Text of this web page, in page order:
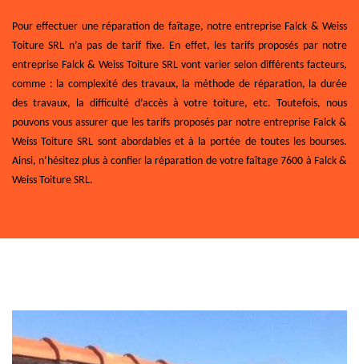
Pour effectuer une réparation de faîtage, notre entreprise Falck & Weiss
Toiture SRL n’a pas de tarif fixe. En effet, les tarifs proposés par notre
entreprise Falck & Weiss Toiture SRL vont varier selon différents facteurs,
comme : la complexité des travaux, la méthode de réparation, la durée
des travaux, la difficulté d’accès à votre toiture, etc. Toutefois, nous
pouvons vous assurer que les tarifs proposés par notre entreprise Falck &
Weiss Toiture SRL sont abordables et à la portée de toutes les bourses.
Ainsi, n’hésitez plus à confier la réparation de votre faîtage 7600 à Falck &
Weiss Toiture SRL.